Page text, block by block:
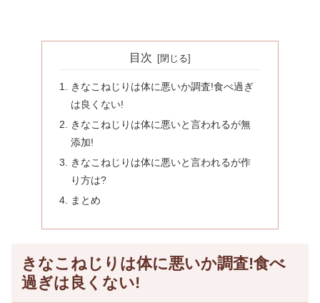
目次
きなこねじりは体に悪いか調査!食べ過ぎ
は良くない!
きなこねじりは体に悪いと言われるが無
添加!
きなこねじりは体に悪いと言われるが作
り方は?
まとめ
きなこねじりは体に悪いか調査!食べ
過ぎは良くない!